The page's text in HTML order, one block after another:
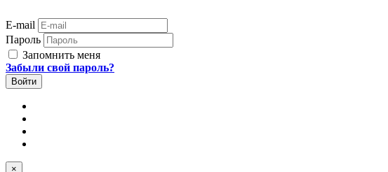
E-mail
Пароль
Запомнить меня
Забыли свой пароль?
×